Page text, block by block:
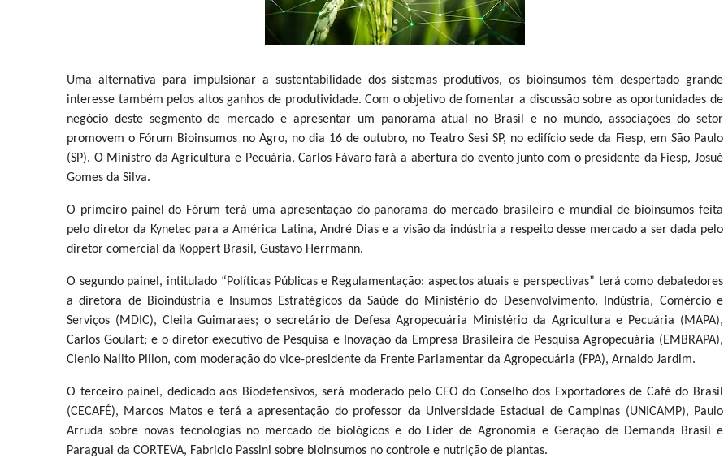
Uma alternativa para impulsionar a sustentabilidade dos sistemas produtivos, os bioinsumos têm despertado grande
interesse também pelos altos ganhos de produtividade. Com o objetivo de fomentar a discussão sobre as oportunidades de
negócio deste segmento de mercado e apresentar um panorama atual no Brasil e no mundo, associações do setor
promovem o Fórum Bioinsumos no Agro, no dia 16 de outubro, no Teatro Sesi SP, no edifício sede da Fiesp, em São Paulo
(SP). O Ministro da Agricultura e Pecuária, Carlos Fávaro fará a abertura do evento junto com o presidente da Fiesp, Josué
Gomes da Silva.
O primeiro painel do Fórum terá uma apresentação do panorama do mercado brasileiro e mundial de bioinsumos feita
pelo diretor da Kynetec para a América Latina, André Dias e a visão da indústria a respeito desse mercado a ser dada pelo
diretor comercial da Koppert Brasil, Gustavo Herrmann.
O segundo painel, intitulado “Políticas Públicas e Regulamentação: aspectos atuais e perspectivas” terá como debatedores
a diretora de Bioindústria e Insumos Estratégicos da Saúde do Ministério do Desenvolvimento, Indústria, Comércio e
Serviços (MDIC), Cleila Guimaraes; o secretário de Defesa Agropecuária Ministério da Agricultura e Pecuária (MAPA),
Carlos Goulart; e o diretor executivo de Pesquisa e Inovação da Empresa Brasileira de Pesquisa Agropecuária (EMBRAPA),
Clenio Nailto Pillon, com moderação do vice-presidente da Frente Parlamentar da Agropecuária (FPA), Arnaldo Jardim.
O terceiro painel, dedicado aos Biodefensivos, será moderado pelo CEO do Conselho dos Exportadores de Café do Brasil
(CECAFÉ), Marcos Matos e terá a apresentação do professor da Universidade Estadual de Campinas (UNICAMP), Paulo
Arruda sobre novas tecnologias no mercado de biológicos e do Líder de Agronomia e Geração de Demanda Brasil e
Paraguai da CORTEVA, Fabricio Passini sobre bioinsumos no controle e nutrição de plantas.